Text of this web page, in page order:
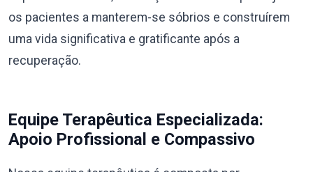
os pacientes a manterem-se sóbrios e construírem
uma vida significativa e gratificante após a
recuperação.
Equipe Terapêutica Especializada:
Apoio Profissional e Compassivo